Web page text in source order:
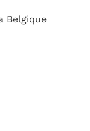
Belgique